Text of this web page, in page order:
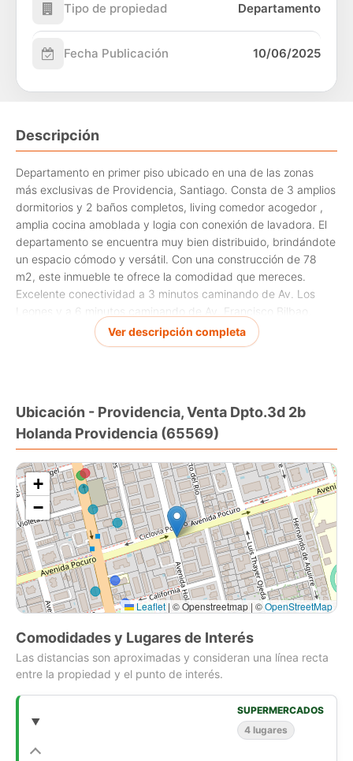
Tipo de propiedad Departamento
Fecha Publicación 10/06/2025
Descripción
Departamento en primer piso ubicado en una de las zonas
más exclusivas de Providencia, Santiago. Consta de 3 amplios
dormitorios y 2 baños completos, living comedor acogedor ,
amplia cocina amoblada y logia con conexión de lavadora. El
departamento se encuentra muy bien distribuido, brindándote
un espacio cómodo y versátil. Con una construcción de 78
m2, este inmueble te ofrece la comodidad que mereces.
Excelente conectividad a 3 minutos caminando de Av. Los
Leones y a 6 minutos caminando de Av. Francisco Bilbao,
cercano a L6 del metro , colegios, bancos, supermercados, a
minutos del Mall Costanera Center, te esperamos! ven a
Ver descripción completa
Ubicación - Providencia, Venta Dpto.3d 2b
Holanda Providencia (65569)
+
−
Leaflet | © Openstreetmap | ©OpenStreetMap
Comodidades y Lugares de Interés
Las distancias son aproximadas y consideran una línea recta
entre la propiedad y el punto de interés.
SUPERMERCADOS
4 lugares